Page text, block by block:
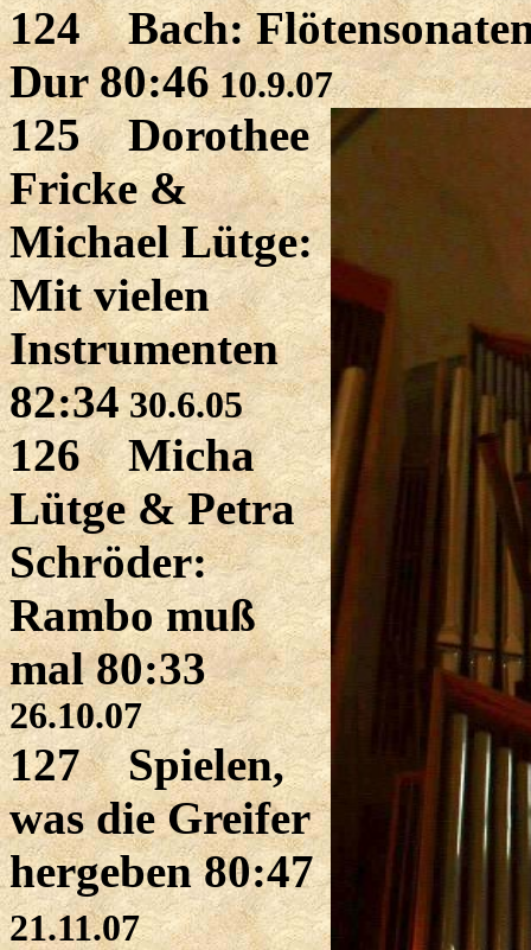
124 Bach:
Dur 80:4610.9.07
125 Dorothee
Fricke &
Michael Lütge:
Mit vielen
Instrumenten
82:3430.6.05
126 Micha
Lütge & Petra
Schröder:
Rambo muß
mal 80:33
26.10.07
127 Spielen,
was die Greifer
hergeben 80:47
21.11.07